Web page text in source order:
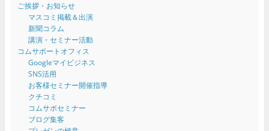
ご挨拶・お知らせ
マスコミ掲載＆出演
新聞コラム
講演・セミナー活動
コムサポートオフィス
Googleマイビジネス
SNS活用
お客様セミナー開催指導
クチコミ
コムサポセミナー
ブログ集客